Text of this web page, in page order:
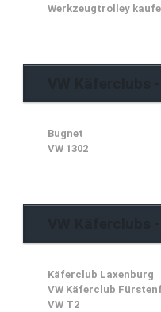
Werkzeugtrolley
Bugnet
VW 1302
Käferclub Laxenburg
VW Käferclub
VW T2